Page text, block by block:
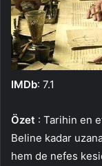
IMDb: 7.1
Özet : Tarihin en
Beline kadar
hem de nefes